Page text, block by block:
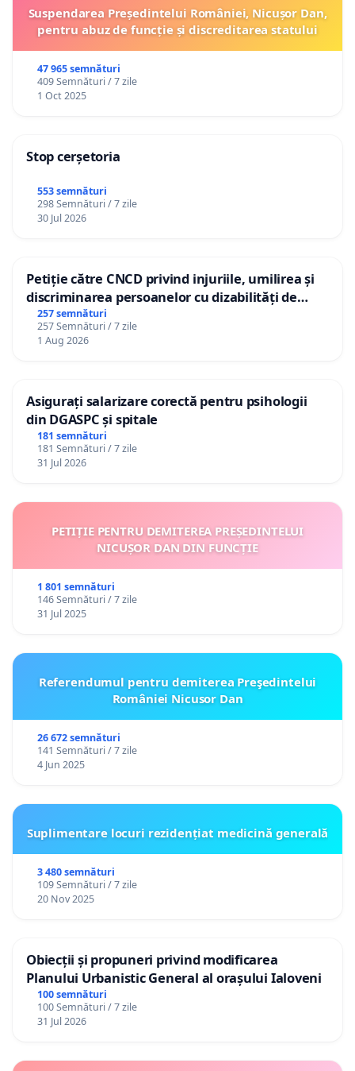
Suspendarea Președintelui României, Nicușor Dan,
pentru abuz de funcție și discreditarea statului
47 965 semnături
409 Semnături / 7 zile
1 Oct 2025
Stop cerșetoria
553 semnături
298 Semnături / 7 zile
30 Jul 2026
Petiție către CNCD privind injuriile, umilirea și
discriminarea persoanelor cu dizabilități de
către utilizatorul TikTok „Gorici”
257 semnături
257 Semnături / 7 zile
1 Aug 2026
Asigurați salarizare corectă pentru psihologii
din DGASPC și spitale
181 semnături
181 Semnături / 7 zile
31 Jul 2026
PETIȚIE PENTRU DEMITEREA PREȘEDINTELUI
NICUȘOR DAN DIN FUNCȚIE
1 801 semnături
146 Semnături / 7 zile
31 Jul 2025
Referendumul pentru demiterea Preşedintelui
României Nicusor Dan
26 672 semnături
141 Semnături / 7 zile
4 Jun 2025
Suplimentare locuri rezidențiat medicină generală
3 480 semnături
109 Semnături / 7 zile
20 Nov 2025
Obiecții și propuneri privind modificarea
Planului Urbanistic General al orașului Ialoveni
100 semnături
100 Semnături / 7 zile
31 Jul 2026